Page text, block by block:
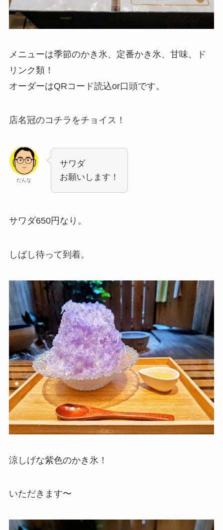
メニューは季節のかき氷、定番かき氷、甘味、ド
リンク類！
オーダーはQRコード読込or口頭です。
店名冠のコチラをチョイス！
だんな
サワダ
お願いします！
サワダ650円なり。
しばし待って到着。
涼しげな紫色のかき氷！
いただきます〜